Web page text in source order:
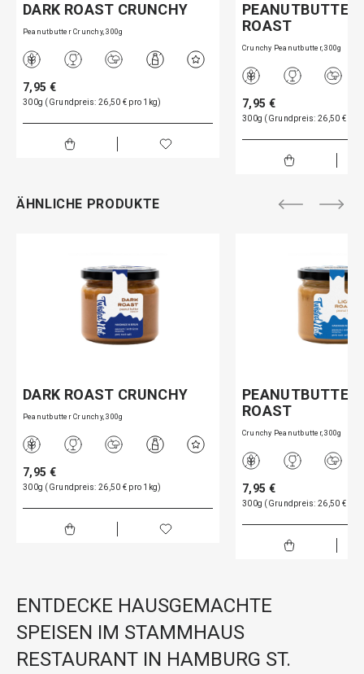
DARK ROAST CRUNCHY
Peanutbutter Crunchy, 300g
7,95 €
300g (Grundpreis: 26,50 € pro 1kg)
PEANUTBUTTER
ROAST
Crunchy Peanutbutter, 300g
7,95 €
300g (Grundpreis: 26,50 € pro
ÄHNLICHE PRODUKTE
DARK ROAST CRUNCHY
Peanutbutter Crunchy, 300g
7,95 €
300g (Grundpreis: 26,50 € pro 1kg)
PEANUTBUTTER
ROAST
Crunchy Peanutbutter, 300g
7,95 €
300g (Grundpreis: 26,50 € pro
ENTDECKE HAUSGEMACHTE
SPEISEN IM STAMMHAUS
RESTAURANT IN HAMBURG ST.